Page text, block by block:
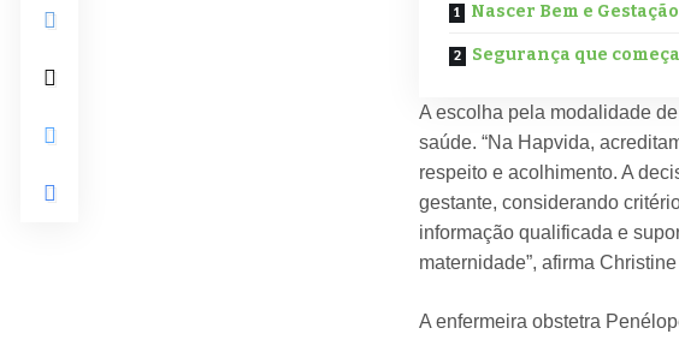
Nascer Bem e
Segurança que
A escolha pela modalidade
saúde. “Na Hapvida,
respeito e acolhimento. A
gestante, considerando
informação qualificada e
maternidade”, afirma
A enfermeira obstetra